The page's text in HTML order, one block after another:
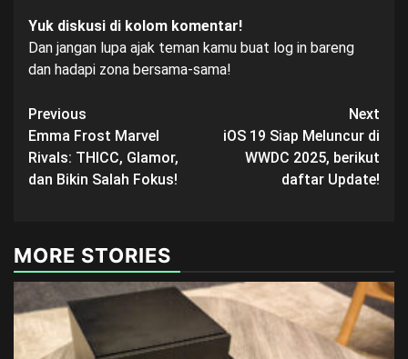
Yuk diskusi di kolom komentar!
Dan jangan lupa ajak teman kamu buat log in bareng
dan hadapi zona bersama-sama!
Post
navigation
Previous
Emma Frost Marvel
Rivals: THICC, Glamor,
dan Bikin Salah Fokus!
Next
iOS 19 Siap Meluncur di
WWDC 2025, berikut
daftar Update!
MORE STORIES